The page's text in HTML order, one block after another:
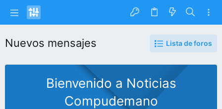
Nuevos mensajes Lista de foros
Bienvenido a Noticias
Compudemano